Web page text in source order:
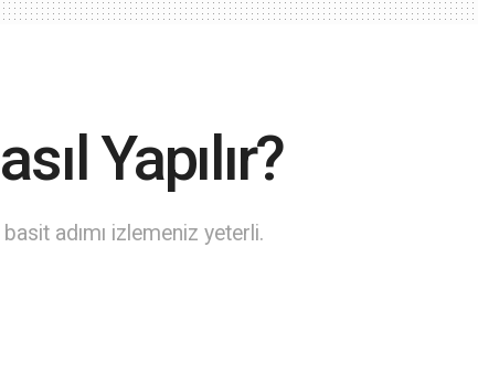
Yapılır?
adımı izlemeniz yeterli.